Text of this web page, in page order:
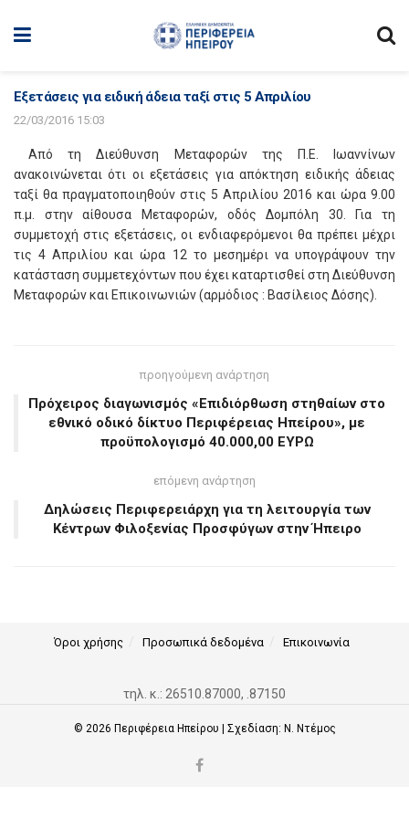
Εξετάσεις για ειδική άδεια ταξί στις 5 Απριλίου
22/03/2016 15:03
Από τη Διεύθυνση Μεταφορών της Π.Ε. Ιωαννίνων
ανακοινώνεται ότι οι εξετάσεις για απόκτηση ειδικής άδειας
ταξί θα πραγματοποιηθούν στις 5 Απριλίου 2016 και ώρα 9.00
π.μ. στην αίθουσα Μεταφορών, οδός Δομπόλη 30. Για τη
συμμετοχή στις εξετάσεις, οι ενδιαφερόμενοι θα πρέπει μέχρι
τις 4 Απριλίου και ώρα 12 το μεσημέρι να υπογράψουν την
κατάσταση συμμετεχόντων που έχει καταρτισθεί στη Διεύθυνση
Μεταφορών και Επικοινωνιών (αρμόδιος : Βασίλειος Δόσης).
προηγούμενη ανάρτηση
Πρόχειρος διαγωνισμός «Επιδιόρθωση στηθαίων στο
εθνικό οδικό δίκτυο Περιφέρειας Ηπείρου», με
προϋπολογισμό 40.000,00 ΕΥΡΩ
επόμενη ανάρτηση
Δηλώσεις Περιφερειάρχη για τη λειτουργία των
Κέντρων Φιλοξενίας Προσφύγων στην Ήπειρο
Όροι χρήσης Προσωπικά δεδομένα Επικοινωνία
τηλ. κ.: 26510.87000, .87150
© 2026 Περιφέρεια Ηπείρου | Σχεδίαση: Ν. Ντέμος